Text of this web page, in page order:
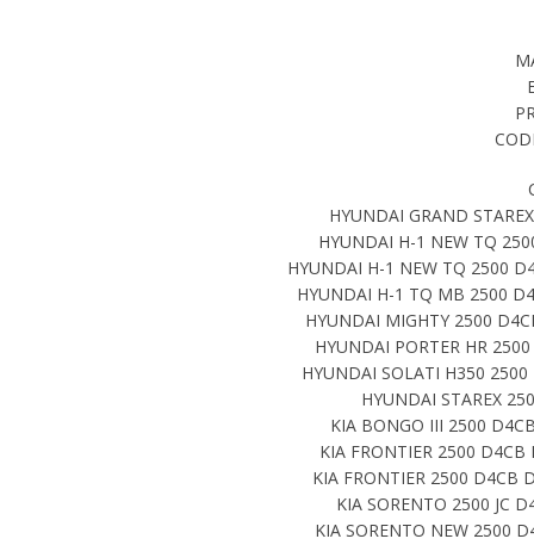
HYUNDAI GRAND
HYUNDAI H-1 NEW TQ
HYUNDAI H-1 NEW TQ 2500
HYUNDAI H-1 TQ MB 2500
HYUNDAI MIGHTY 2500
HYUNDAI PORTER HR
HYUNDAI SOLATI H350
HYUNDAI STAREX
KIA BONGO III 2500
KIA FRONTIER 2500
KIA FRONTIER 2500 D4CB
KIA SORENTO 2500 JC
KIA SORENTO NEW 2500